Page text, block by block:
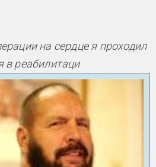
на сердце я проходил
в реабилитаци